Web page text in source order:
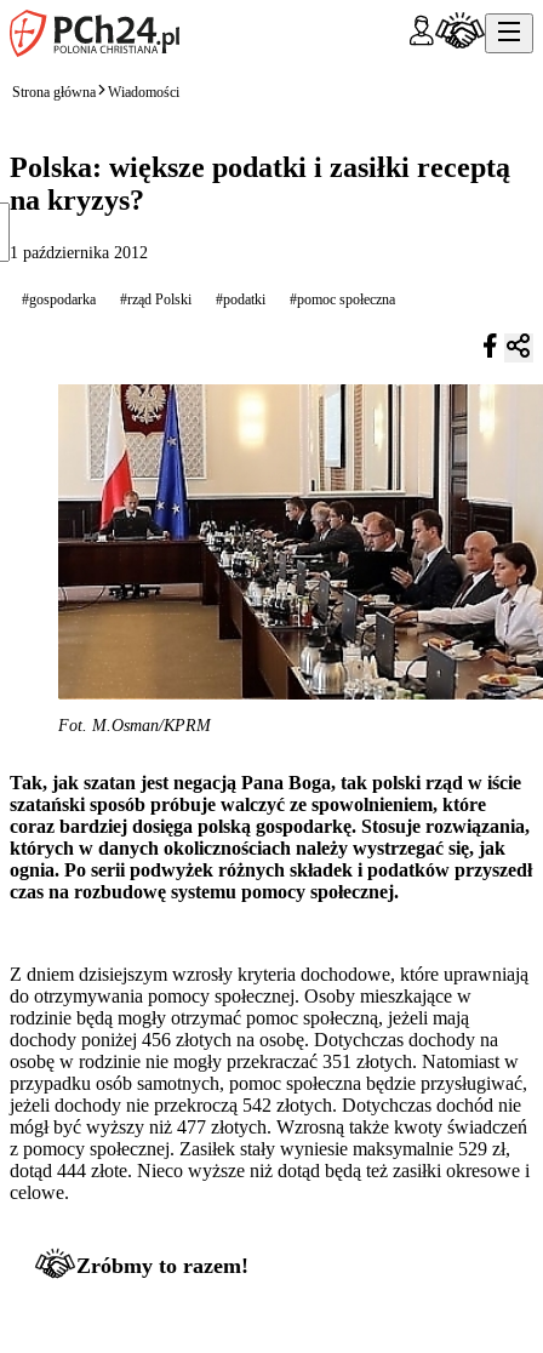
Strona główna Wiadomości
Polska: większe podatki i zasiłki receptą
na kryzys?
1 października 2012
#gospodarka #rząd Polski #podatki #pomoc społeczna
Fot. M.Osman/KPRM
Tak, jak szatan jest negacją Pana Boga, tak polski rząd w iście
szatański sposób próbuje walczyć ze spowolnieniem, które
coraz bardziej dosięga polską gospodarkę. Stosuje rozwiązania,
których w danych okolicznościach należy wystrzegać się, jak
ognia. Po serii podwyżek różnych składek i podatków przyszedł
czas na rozbudowę systemu pomocy społecznej.
Z dniem dzisiejszym wzrosły kryteria dochodowe, które uprawniają
do otrzymywania pomocy społecznej. Osoby mieszkające w
rodzinie będą mogły otrzymać pomoc społeczną, jeżeli mają
dochody poniżej 456 złotych na osobę. Dotychczas dochody na
osobę w rodzinie nie mogły przekraczać 351 złotych. Natomiast w
przypadku osób samotnych, pomoc społeczna będzie przysługiwać,
jeżeli dochody nie przekroczą 542 złotych. Dotychczas dochód nie
mógł być wyższy niż 477 złotych. Wzrosną także kwoty świadczeń
z pomocy społecznej. Zasiłek stały wyniesie maksymalnie 529 zł,
dotąd 444 złote. Nieco wyższe niż dotąd będą też zasiłki okresowe i
celowe.
Zróbmy to razem!